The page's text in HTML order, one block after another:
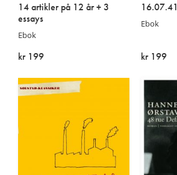
14 artikler på 12 år + 3
essays
Ebok
kr 199
16.07.41
Ebok
kr 199